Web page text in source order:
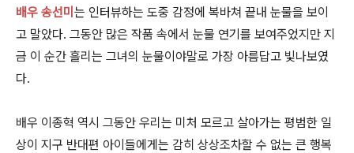
배우 송선미 는 인터뷰하는 도중 감정에 복바쳐 끝내 눈물을 보이
고 말았다. 그동안 많은 작품 속에서 눈물 연기를 보여주었지만 지
금 이 순간 흘리는 그녀의 눈물이야말로 가장 아름답고 빛나보였
다.
배우 이종혁 역시 그동안 우리는 미처 모르고 살아가는 평범한 일
상이 지구 반대편 아이들에게는 감히 상상조차할 수 없는 큰 행복